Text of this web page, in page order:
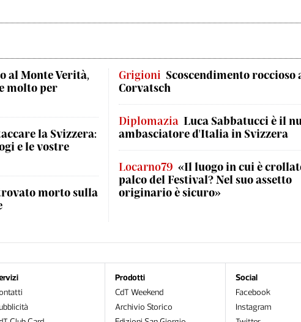
al Monte Verità,
molto per
la Svizzera:
e le vostre
morto sulla
Grigioni Scoscendimento roccioso
Corvatsch
Diplomazia Luca Sabbatucci è il
ambasciatore d'Italia in Svizzera
Locarno79 «Il luogo in cui è
palco del Festival? Nel suo assetto
originario è sicuro»
Prodotti
CdT Weekend
Archivio Storico
Social
Facebook
Instagram